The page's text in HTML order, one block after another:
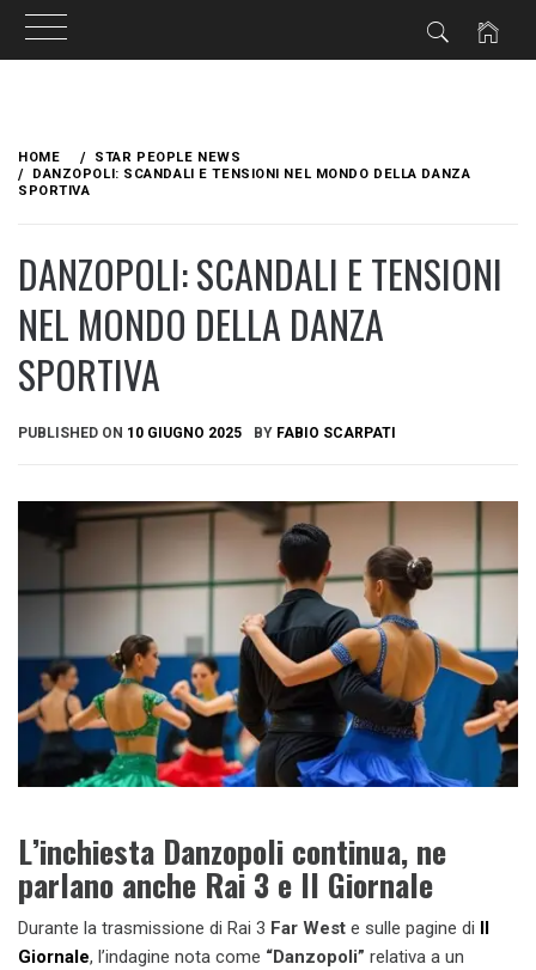
content
HOME
STAR PEOPLE NEWS
DANZOPOLI: SCANDALI E TENSIONI NEL MONDO DELLA DANZA
SPORTIVA
DANZOPOLI: SCANDALI E TENSIONI
NEL MONDO DELLA DANZA
SPORTIVA
PUBLISHED ON 10 GIUGNO 2025 BY FABIO SCARPATI
L’inchiesta Danzopoli continua, ne
parlano anche Rai 3 e Il Giornale
Durante la trasmissione di Rai 3 Far West e sulle pagine di
Giornale, l’indagine nota come “Danzopoli” relativa a un